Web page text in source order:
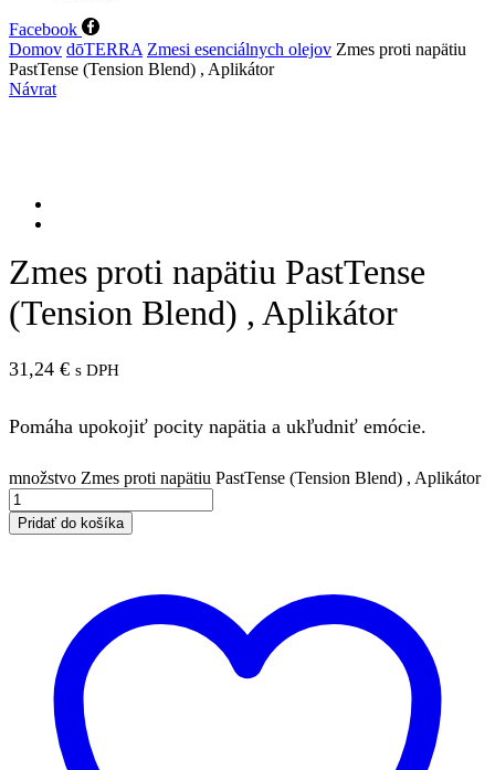
Facebook
Domov dōTERRA Zmesi esenciálnych olejov Zmes proti napätiu
PastTense (Tension Blend) , Aplikátor
Návrat
Zmes proti napätiu PastTense
(Tension Blend) , Aplikátor
31,24 € s DPH
Pomáha upokojiť pocity napätia a ukľudniť emócie.
množstvo Zmes proti napätiu PastTense (Tension Blend) , Aplikátor
Pridať do košíka